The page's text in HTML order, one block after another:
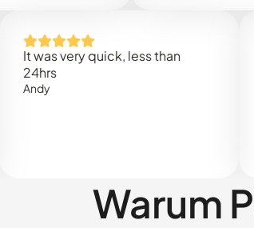
very quick, less than
Warum